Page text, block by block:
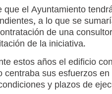
el Ayuntamiento
a lo que se
de una
de la iniciativa.
estos años el edificio
sus esfuerzos
y plazos de